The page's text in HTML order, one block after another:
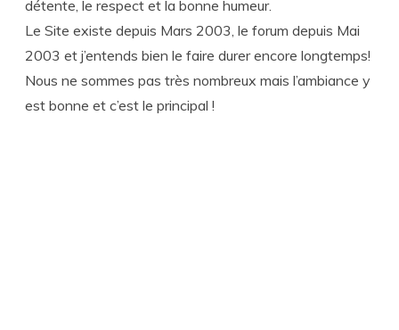
détente, le respect et la bonne humeur.
Le Site existe depuis Mars 2003, le forum depuis Mai
2003 et j’entends bien le faire durer encore longtemps!
Nous ne sommes pas très nombreux mais l’ambiance y
est bonne et c’est le principal !